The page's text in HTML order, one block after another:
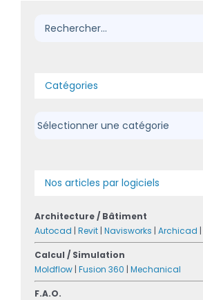
Rechercher:
Catégories
Catégories
Nos articles par logiciels
Architecture / Bâtiment
Autocad | Revit | Navisworks | Archicad |
Calcul / Simulation
Moldflow | Fusion 360 | Mechanical
F.A.O.